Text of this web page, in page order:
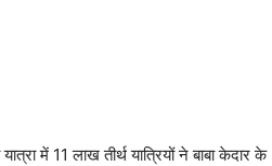
में 11 लाख तीर्थ यात्रियों ने बाबा केदार के